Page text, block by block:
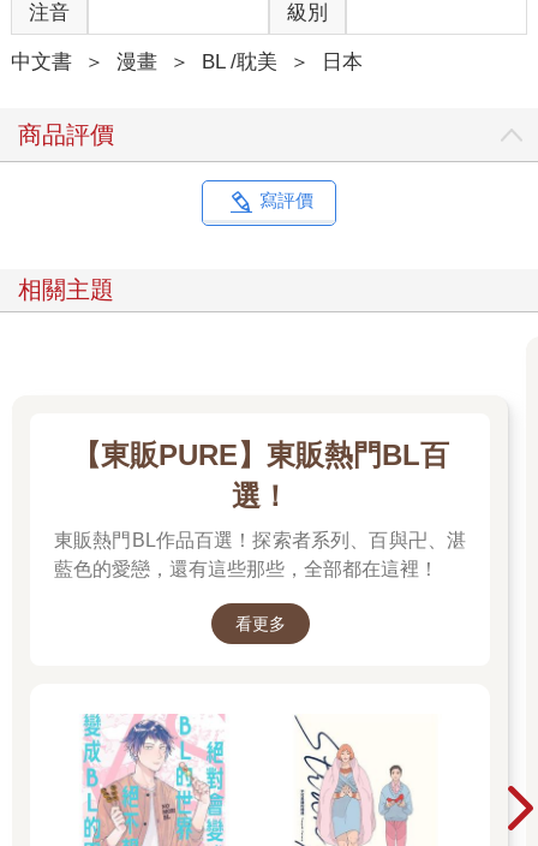
注音 級別
中文書 ＞ 漫畫 ＞ BL /耽美 ＞ 日本
商品評價
寫評價
相關主題
【東販PURE】東販熱門BL百
選！
東販熱門BL作品百選！探索者系列、百與卍、湛
藍色的愛戀，還有這些那些，全部都在這裡！
看更多